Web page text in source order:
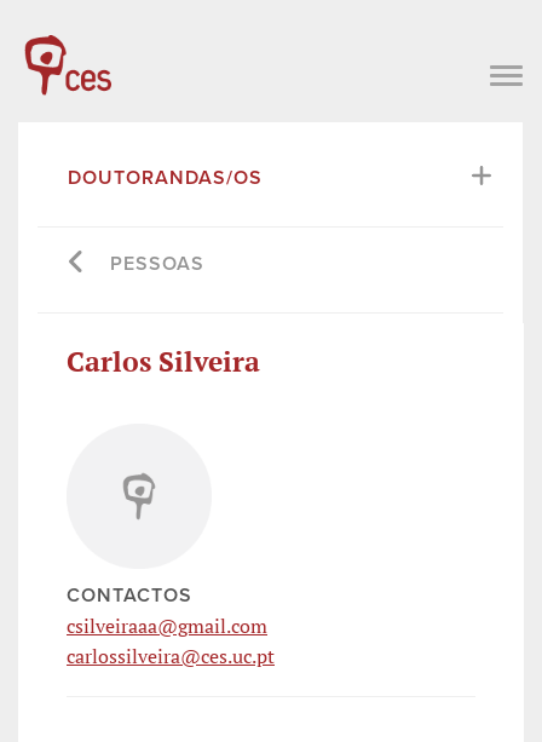
DOUTORANDAS/OS
PESSOAS
Carlos Silveira
CONTACTOS
csilveiraaa@gmail.com
carlossilveira@ces.uc.pt